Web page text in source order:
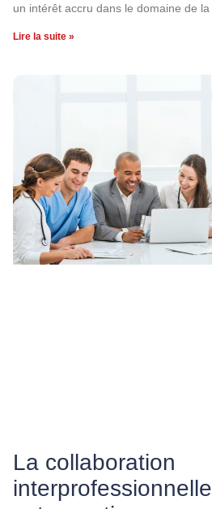
un intérêt accru dans le domaine de la
Lire la suite »
La collaboration